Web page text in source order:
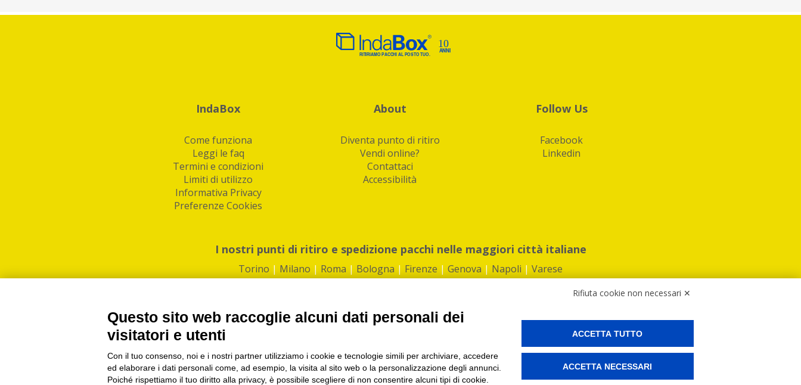
IndaBox
Come funziona
Leggi le faq
Termini e condizioni
Limiti di utilizzo
Informativa Privacy
Preferenze Cookies
About
Diventa punto di ritiro
Vendi online?
Contattaci
Accessibilità
Follow Us
Facebook
Linkedin
I nostri punti di ritiro e spedizione pacchi nelle maggiori città italiane
Torino | Milano | Roma | Bologna | Firenze | Genova | Napoli | Varese
PI/CF/N°Iscr.: 10821360012 | REA: RM 1494760 | Cap.Soc.: 50.000€ |Whistleblowing|Privacy|Preferenze Cookies
IndaBox | Oltre 11.500 punti di ritiro tra Bar, Tabaccai, Edicole e Kipoint per ritirare i tuoi acquisti online e spedire i tuoi pacchi.
Rifiuta cookie non necessari ✕
Questo sito web raccoglie alcuni dati personali dei
visitatori e utenti
Con il tuo consenso, noi e i nostri partner utilizziamo i cookie e tecnologie simili per archiviare, accedere
ed elaborare i dati personali come, ad esempio, la visita al sito web o la personalizzazione degli annunci.
Poiché rispettiamo il tuo diritto alla privacy, è possibile scegliere di non consentire alcuni tipi di cookie.
ACCETTA TUTTO
ACCETTA NECESSARI